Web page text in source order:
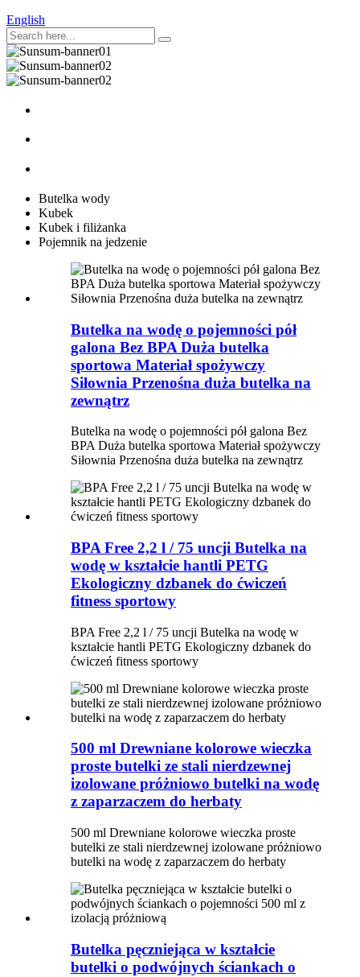
English
Butelka wody
Kubek
Kubek i filiżanka
Pojemnik na jedzenie
Butelka na wodę o pojemności pół
galona Bez BPA Duża butelka
sportowa Materiał spożywczy
Siłownia Przenośna duża butelka na
zewnątrz
Butelka na wodę o pojemności pół galona Bez
BPA Duża butelka sportowa Materiał spożywczy
Siłownia Przenośna duża butelka na zewnątrz
BPA Free 2,2 l / 75 uncji Butelka na
wodę w kształcie hantli PETG
Ekologiczny dzbanek do ćwiczeń
fitness sportowy
BPA Free 2,2 l / 75 uncji Butelka na wodę w
kształcie hantli PETG Ekologiczny dzbanek do
ćwiczeń fitness sportowy
500 ml Drewniane kolorowe wieczka
proste butelki ze stali nierdzewnej
izolowane próżniowo butelki na wodę
z zaparzaczem do herbaty
500 ml Drewniane kolorowe wieczka proste
butelki ze stali nierdzewnej izolowane próżniowo
butelki na wodę z zaparzaczem do herbaty
Butelka pęczniejąca w kształcie
butelki o podwójnych ściankach o